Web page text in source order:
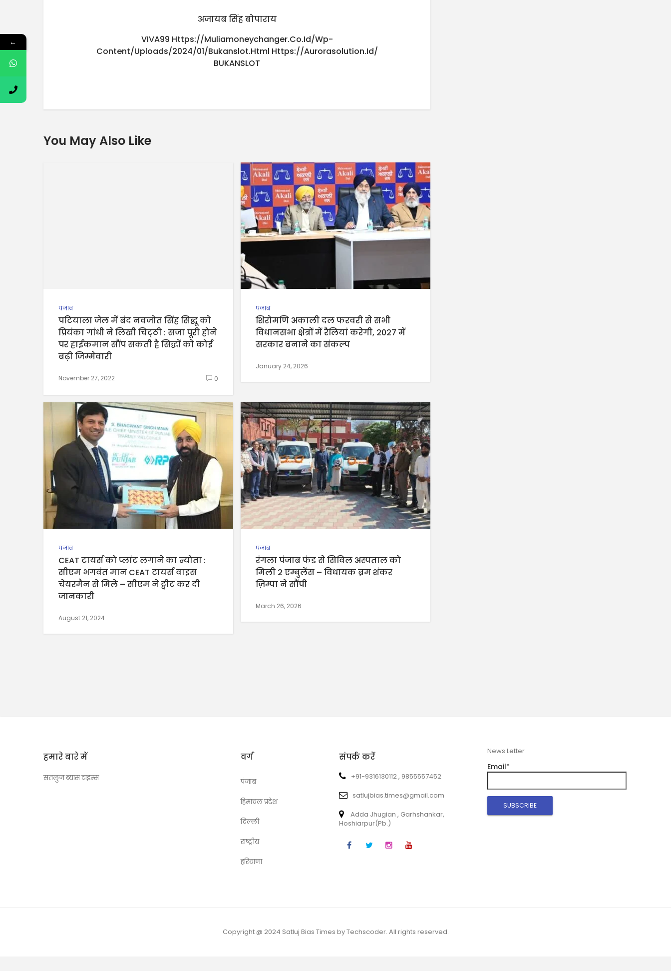
अजायब सिंह बोपाराय
VIVA99 Https://muliamoneychanger.co.id/wp-
Content/uploads/2024/01/bukanslot.html Https://aurorasolution.id/
BUKANSLOT
You May Also Like
पंजाब
पटियाला जेल में बंद नवजोत सिंह सिद्धू को
प्रियंका गांधी ने लिखी चिट्‌ठी : सजा पूरी होने
पर हाईकमान सौंप सकती है सिद्धों को कोई
बढ़ी जिम्मेवारी
November 27, 2022 0
पंजाब
शिरोमणि अकाली दल फरवरी से सभी
विधानसभा क्षेत्रों में रैलियां करेगी, 2027 में
सरकार बनाने का संकल्प
January 24, 2026
पंजाब
CEAT टायर्स को प्लांट लगाने का न्योता :
सीएम भगवंत मान CEAT टायर्स वाइस
चेयरमैन से मिले – सीएम ने ट्वीट कर दी
जानकारी
August 21, 2024
पंजाब
रंगला पंजाब फंड से सिविल अस्पताल को
मिली 2 एम्बुलेंस – विधायक ब्रम शंकर
ज़िम्पा ने सौंपी
March 26, 2026
हमारे बारे में
सतलुज ब्यास टाइम्स
वर्ग
पंजाब
हिमाचल प्रदेश
दिल्ली
राष्ट्रीय
हरियाणा
संपर्क करें
+91-9316130112 , 9855557452
satlujbias.times@gmail.com
Adda Jhugian , Garhshankar,
Hoshiarpur(Pb.)
News Letter
Email*
Copyright @ 2024 Satluj Bias Times by Techscoder. All rights reserved.
←